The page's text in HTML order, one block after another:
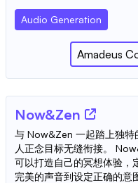
Audio Generation
Amadeus
Now&Zen
与 Now&Zen 一起踏上独特
人正念目标无缝衔接。
可以打造自己的冥想体验，
完美的声音到设定正确的